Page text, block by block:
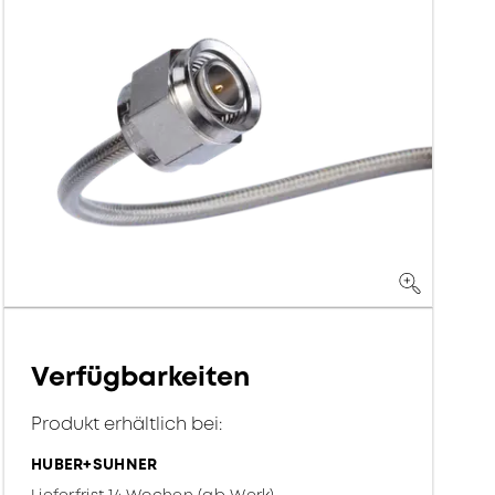
Verfügbarkeiten
Produkt erhältlich bei:
HUBER+SUHNER